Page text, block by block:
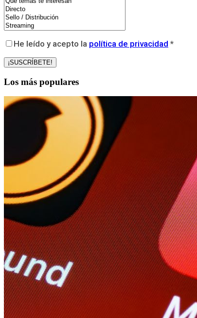
He leído y acepto la política de privacidad *
Los más populares